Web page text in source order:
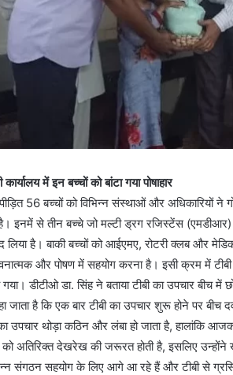
में इन बच्चों को बांटा गया पोषाहार
56 बच्चों को विभिन्न संस्थाओं और अधिकारियों ने
है। इनमें से तीन बच्चे जो मल्टी ड्रग रजिस्टेंस
लिया है। बाकी बच्चों को आईएमए, रोटरी क्लब और
और पोषण में सहयोग करना है। इसी क्रम में टीबी
गया। डीटीओ डा. सिंह ने बताया टीबी का उपचार
जाता है कि एक बार टीबी का उपचार शुरू होने पर
का उपचार थोड़ा कठिन और लंबा हो जाता है, हालांकि
अतिरिक्त देखरेख की जरूरत होती है, इसलिए उन्होंने
संगठन सहयोग के लिए आगे आ रहे हैं और टीबी से